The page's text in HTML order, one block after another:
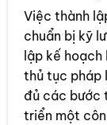
Việc thành
chuẩn bị kỹ
lập kế
thủ tục pháp
đủ các bước
triển một